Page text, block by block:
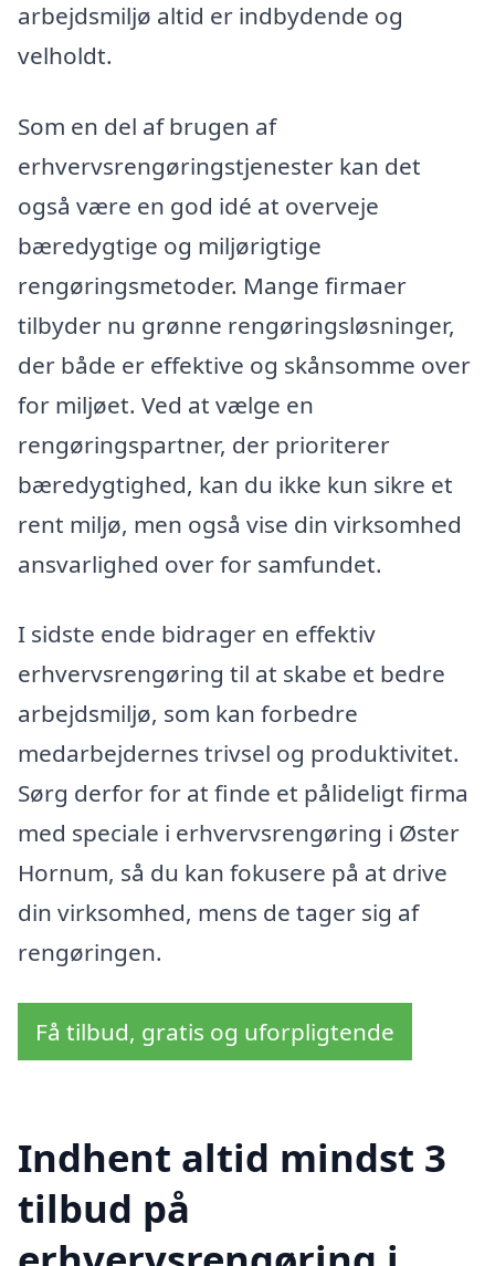
arbejdsmiljø altid er indbydende og
velholdt.
Som en del af brugen af
erhvervsrengøringstjenester kan det
også være en god idé at overveje
bæredygtige og miljørigtige
rengøringsmetoder. Mange firmaer
tilbyder nu grønne rengøringsløsninger,
der både er effektive og skånsomme over
for miljøet. Ved at vælge en
rengøringspartner, der prioriterer
bæredygtighed, kan du ikke kun sikre et
rent miljø, men også vise din virksomhed
ansvarlighed over for samfundet.
I sidste ende bidrager en effektiv
erhvervsrengøring til at skabe et bedre
arbejdsmiljø, som kan forbedre
medarbejdernes trivsel og produktivitet.
Sørg derfor for at finde et pålideligt firma
med speciale i erhvervsrengøring i Øster
Hornum, så du kan fokusere på at drive
din virksomhed, mens de tager sig af
rengøringen.
Få tilbud, gratis og uforpligtende
Indhent altid mindst 3
tilbud på